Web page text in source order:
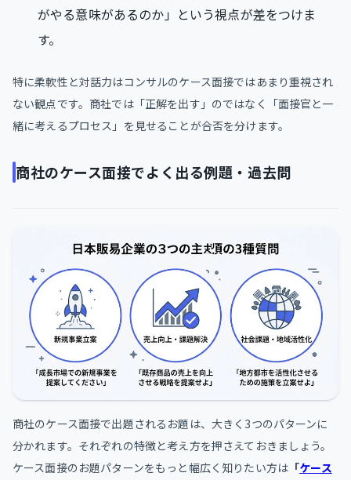
がやる意味があるのか」という視点が差をつけま
す。
特に柔軟性と対話力はコンサルのケース面接ではあまり重視され
ない観点です。商社では「正解を出す」のではなく「面接官と一
緒に考えるプロセス」を見せることが合否を分けます。
商社のケース面接でよく出る例題・過去問
商社のケース面接で出題されるお題は、大きく3つのパターンに
分かれます。それぞれの特徴と考え方を押さえておきましょう。
ケース面接のお題パターンをもっと幅広く知りたい方は 「ケース